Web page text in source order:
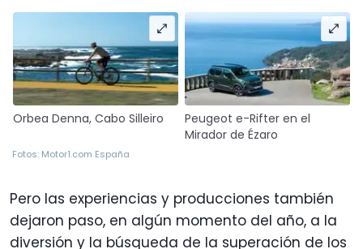
Orbea Denna, Cabo Silleiro
Peugeot e-Rifter en el
Mirador de Ézaro
Fotos: Motor1.com España
Pero las experiencias y producciones también
dejaron paso, en algún momento del año, a la
diversión y la búsqueda de la superación de los